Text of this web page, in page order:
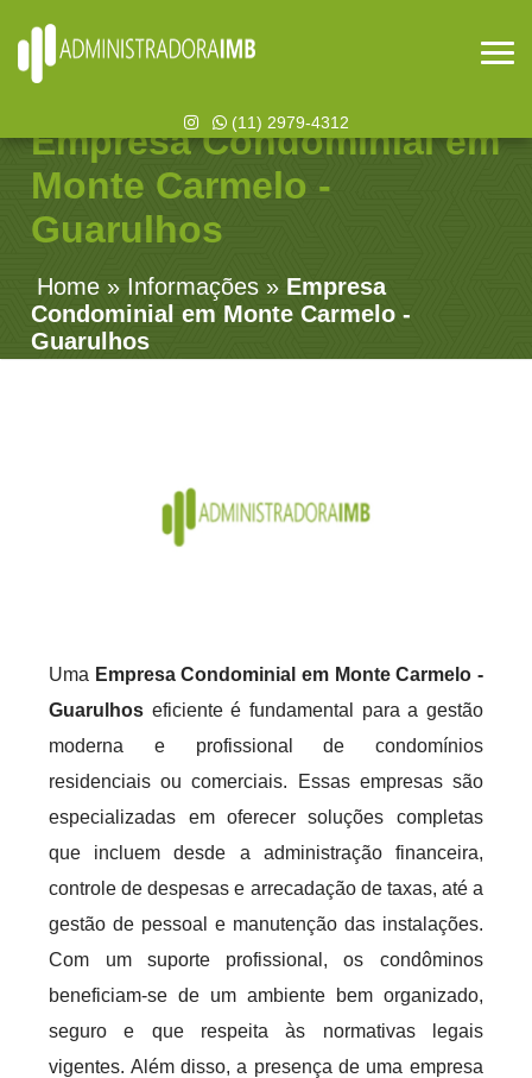
(11) 2979-4312
Empresa Condominial em
Monte Carmelo -
Guarulhos
Home » Informações » Empresa
Condominial em Monte Carmelo -
Guarulhos
Uma Empresa Condominial em Monte Carmelo -
Guarulhos eficiente é fundamental para a gestão
moderna e profissional de condomínios
residenciais ou comerciais. Essas empresas são
especializadas em oferecer soluções completas
que incluem desde a administração financeira,
controle de despesas e arrecadação de taxas, até a
gestão de pessoal e manutenção das instalações.
Com um suporte profissional, os condôminos
beneficiam-se de um ambiente bem organizado,
seguro e que respeita às normativas legais
vigentes. Além disso, a presença de uma empresa